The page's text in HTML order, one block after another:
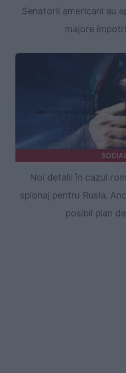
Senatorii americani au
majore
Noi detalii în cazul
spionaj pentru Rusia.
posibil plan